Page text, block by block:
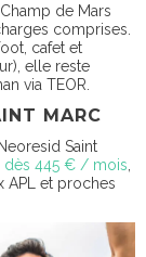
de Mars
comprises.
cafet et
elle reste
via TEOR.
MARC
Saint
dès 445 € / mois
APL et proches